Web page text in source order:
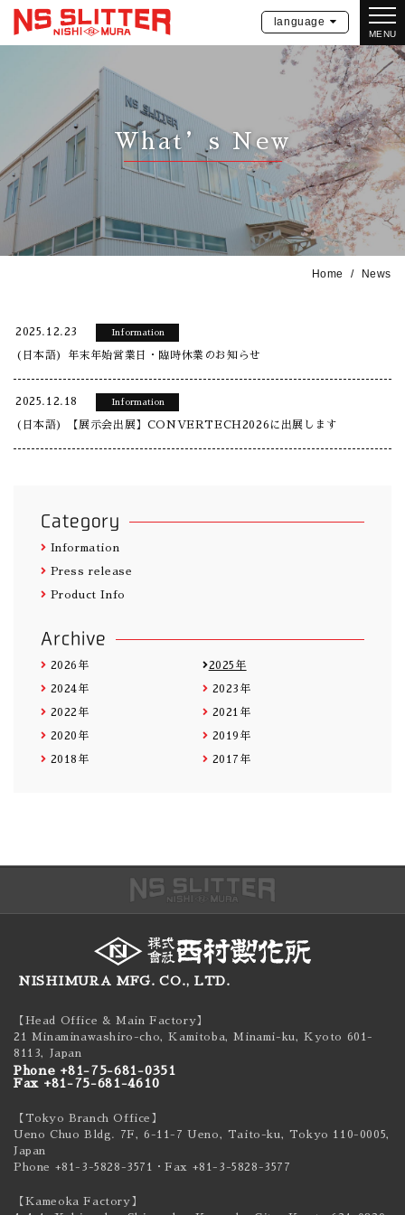
MENU
language
What’s New
Home News
2025.12.23 Information
(日本語) 年末年始営業日・臨時休業のお知らせ
2025.12.18 Information
(日本語) 【展示会出展】CONVERTECH2026に出展します
Category
Information
Press release
Product Info
Archive
2026年 2025年
2024年 2023年
2022年 2021年
2020年 2019年
2018年 2017年
NISHIMURA MFG. CO., LTD.
【Head Office & Main Factory】
21 Minaminawashiro-cho, Kamitoba, Minami-ku,Kyoto 601-
8113, Japan
Phone +81-75-681-0351
Fax +81-75-681-4610
【Tokyo Branch Office】
Ueno Chuo Bldg. 7F, 6-11-7 Ueno, Taito-ku, Tokyo 110-0005,
Japan
Phone +81-3-5828-3571
・Fax +81-3-5828-3577
【Kameoka Factory】